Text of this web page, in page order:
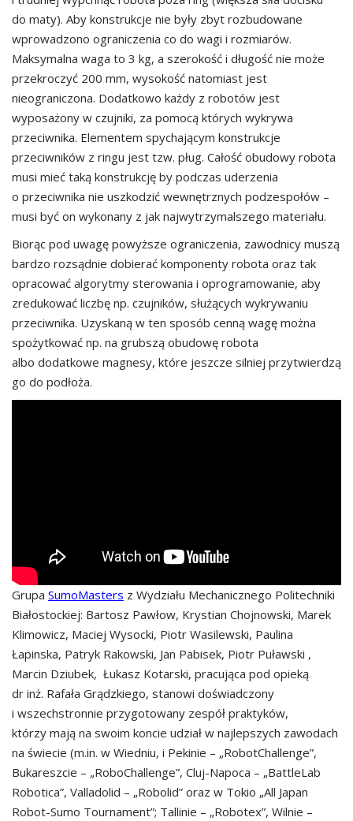
do maty). Aby konstrukcje nie były zbyt rozbudowane
wprowadzono ograniczenia co do wagi i rozmiarów.
Maksymalna waga to 3 kg, a szerokość i długość nie może
przekroczyć 200 mm, wysokość natomiast jest
nieograniczona. Dodatkowo każdy z robotów jest
wyposażony w czujniki, za pomocą których wykrywa
przeciwnika. Elementem spychającym konstrukcje
przeciwników z ringu jest tzw. pług. Całość obudowy robota
musi mieć taką konstrukcję by podczas uderzenia
o przeciwnika nie uszkodzić wewnętrznych podzespołów –
musi być on wykonany z jak najwytrzymalszego materiału.
Biorąc pod uwagę powyższe ograniczenia, zawodnicy muszą
bardzo rozsądnie dobierać komponenty robota oraz tak
opracować algorytmy sterowania i oprogramowanie, aby
zredukować liczbę np. czujników, służących wykrywaniu
przeciwnika. Uzyskaną w ten sposób cenną wagę można
spożytkować np. na grubszą obudowę robota
albo dodatkowe magnesy, które jeszcze silniej przytwierdzą
go do podłoża.
Grupa SumoMasters z Wydziału Mechanicznego Politechniki
Białostockiej: Bartosz Pawłow, Krystian Chojnowski, Marek
Klimowicz, Maciej Wysocki, Piotr Wasilewski, Paulina
Łapinska, Patryk Rakowski, Jan Pabisek, Piotr Puławski ,
Marcin Dziubek, Łukasz Kotarski, pracująca pod opieką
dr inż. Rafała Grądzkiego, stanowi doświadczony
i wszechstronnie przygotowany zespół praktyków,
którzy mają na swoim koncie udział w najlepszych zawodach
na świecie (m.in. w Wiedniu, i Pekinie – „RobotChallenge”,
Bukareszcie – „RoboChallenge”, Cluj-Napoca – „BattleLab
Robotica”, Valladolid – „Robolid” oraz w Tokio „All Japan
Robot-Sumo Tournament”; Tallinie – „Robotex”, Wilnie –